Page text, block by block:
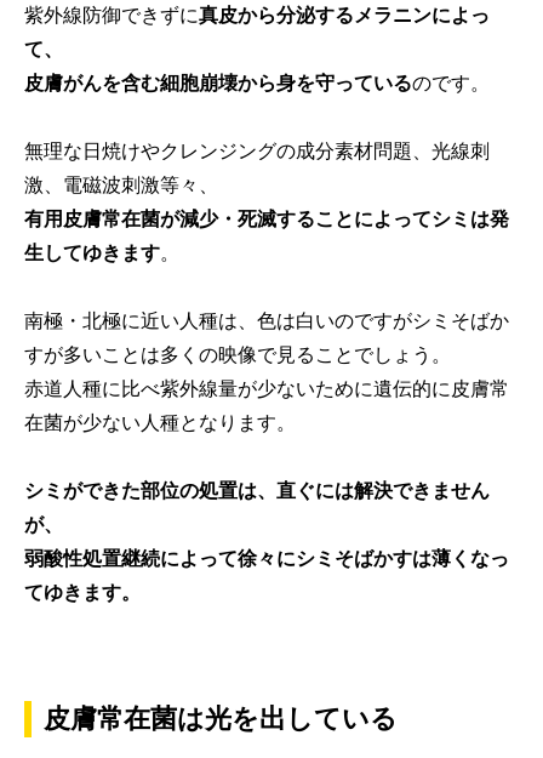
紫外線防御できずに真皮から分泌するメラニンによっ
て、
皮膚がんを含む細胞崩壊から身を守っているのです。
無理な日焼けやクレンジングの成分素材問題、光線刺
激、電磁波刺激等々、
有用皮膚常在菌が減少・死滅することによってシミは発
生してゆきます。
南極・北極に近い人種は、色は白いのですがシミそばか
すが多いことは多くの映像で見ることでしょう。
赤道人種に比べ紫外線量が少ないために遺伝的に皮膚常
在菌が少ない人種となります。
シミができた部位の処置は、直ぐには解決できません
が、
弱酸性処置継続によって徐々にシミそばかすは薄くなっ
てゆきます。
皮膚常在菌は光を出している